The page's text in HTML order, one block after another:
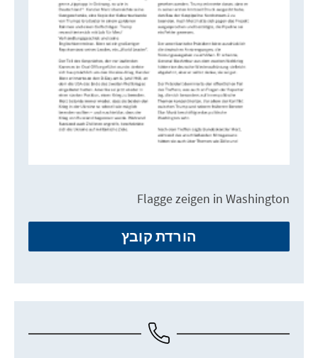
Flagge zeigen in Washington
הורדת קובץ